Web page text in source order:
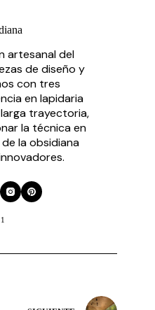
artesanal del
de diseño y
con tres
en lapidaria
trayectoria,
la técnica en
la obsidiana